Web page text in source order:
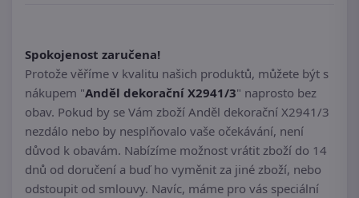
Spokojenost zaručena!
Protože věříme v kvalitu našich produktů, můžete být s
nákupem "Anděl dekorační X2941/3" naprosto bez
obav. Pokud by se Vám zboží Anděl dekorační X2941/3
nezdálo nebo by nesplňovalo vaše očekávání, není
důvod k obavám. Nabízíme možnost vrátit zboží do 14
dnů od doručení a buď ho vyměnit za jiné zboží, nebo
odstoupit od smlouvy. Navíc, máme pro vás speciální